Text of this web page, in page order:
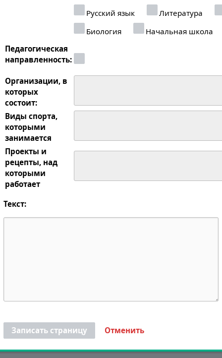
Русский язык
Литература
Биология
Начальная школа
Педагогическая
направленность:
Организации, в
которых
состоит:
Виды спорта,
которыми
занимается
Проекты и
рецепты, над
которыми
работает
Текст:
Записать страницу Отменить